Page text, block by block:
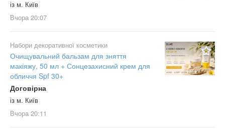
із м. Київ
Вчора 20:07
Набори декоративної косметики
Очищувальний бальзам для зняття
макіяжу, 50 мл + Сонцезахисний крем для
обличчя Spf 30+
Договірна
із м. Київ
Вчора 20:11